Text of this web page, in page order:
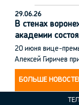
29.06.26
В стенах
академии
20 июня вице-
Алексей Гиричев
БОЛЬШЕ